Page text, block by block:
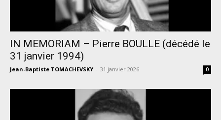
IN MEMORIAM – Pierre BOULLE (décédé le
31 janvier 1994)
Jean-Baptiste TOMACHEVSKY - 31 janvier 2026 0